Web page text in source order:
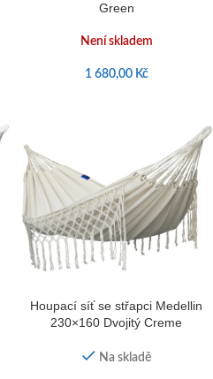
Green
Není skladem
1 680,00 Kč
Houpací síť se střapci Medellin
230×160 Dvojitý Creme
Na skladě